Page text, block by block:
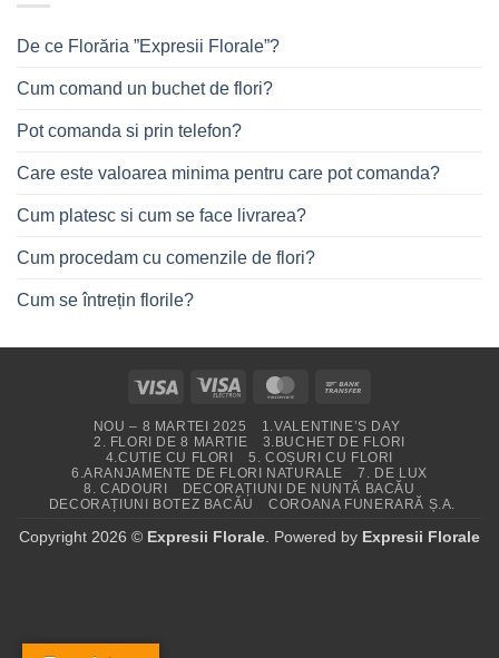
De ce Florăria ”Expresii Florale”?
Cum comand un buchet de flori?
Pot comanda si prin telefon?
Care este valoarea minima pentru care pot comanda?
Cum platesc si cum se face livrarea?
Cum procedam cu comenzile de flori?
Cum se întrețin florile?
Visa
Visa
MasterCard
NOU – 8 MARTEI 2025
1.VALENTINE’S DAY
2. FLORI DE 8 MARTIE
3.BUCHET DE FLORI
4.CUTIE CU FLORI
5. COȘURI CU FLORI
6.ARANJAMENTE DE FLORI NATURALE
7. DE LUX
8. CADOURI
DECORAȚIUNI DE NUNTĂ BACĂU
DECORAȚIUNI BOTEZ BACĂU
COROANA FUNERARĂ Ș.A.
Copyright 2026 © Expresii Florale . Powered by Expresii Florale